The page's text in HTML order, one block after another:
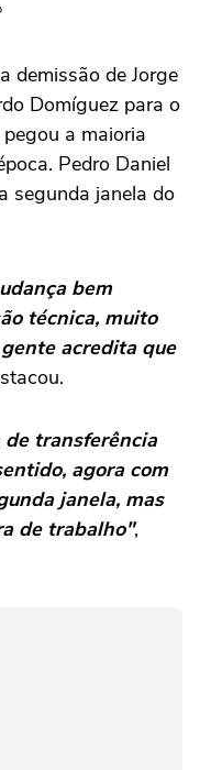
demissão de Jorge
Domíguez para o
a maioria
Pedro Daniel
segunda janela do
bem
técnica, muito
acredita que
de transferência
agora com
janela, mas
de trabalho",